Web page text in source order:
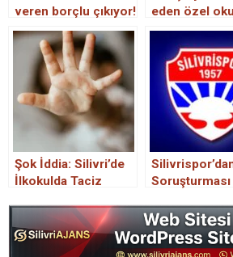
veren borçlu çıkıyor!
eden özel
soruşturma
başlatıldı
Şok İddia: Silivri’de
İlkokulda Taciz
Soruşturması
Futbolcumuz
Faaliyetinde
Almamıştır”